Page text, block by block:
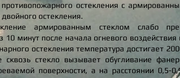
остекления с
остекления.
армированным стеклом слабо
минут после начала огневого воздействия
остекления температура достигает
стекло вызывает обугливание
поверхности, а на расстоянии